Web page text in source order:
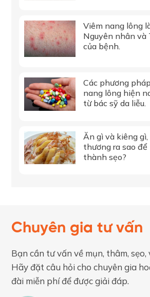
Viêm nang lông
Nguyên nhân và
của bệnh.
Các phương
nang lông hiện
từ bác sỹ da liễu.
Ăn gì và kiêng
thương ra sao
thành sẹo?
Chuyên gia tư vấn
Bạn cần tư vấn về mụn, thâm, sẹo,
Hãy đặt câu hỏi cho chuyên gia
đài miễn phí để được giải đáp.